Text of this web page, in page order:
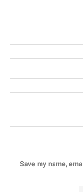
Save my name,